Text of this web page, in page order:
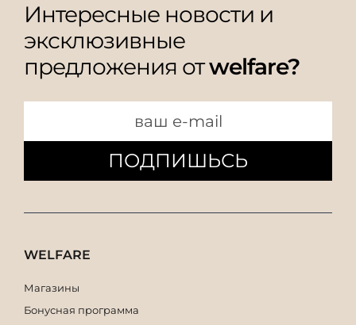
Интересные новости и
эксклюзивные
предложения отwelfare?
ПОДПИШЬСЬ
WELFARE
Магазины
Бонусная программа